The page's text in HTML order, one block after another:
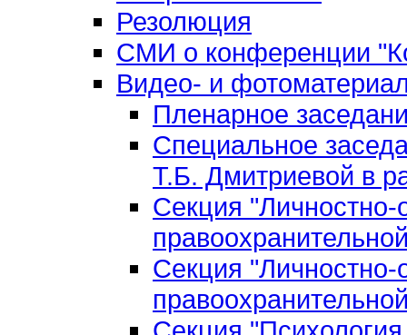
Резолюция
СМИ о конференции
Видео- и
Пленарное
Специальное
Т.Б. Дмитриевой в
Секция "Личностно-
Секция "Личностно-